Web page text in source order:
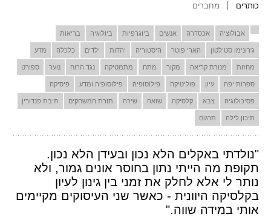
כותרים מחברים
אבולוציה אכסדרה אנשים ביוגרפיות ביולוגיה בריאות
ג'רונימו סטילטון הארי פוטר היסטוריה יהדות ילדים כלכלה מדע
מחזות מנורת קריאה מקור מתח מתמטיקה נגד הרוח נוער ספורט
ספרות יפה עיון פוליטיקה פילוסופיה פילוסופיה ומדע פיסיקה
פסיכולוגיה צבא קלסיקה שואה שירה תורת המשחקים תיבת פנדורין
תיכון לילה תרגום
"נולדתי באקלים הלא נכון ובעידן הלא נכון.
תקופת מה הייתי נתון בחוסר אונים גמור, ולא
נותר לי אלא לחלק את זמני בין גינון לעיון
בקלסיקה היוונית - כאשר שני העיסוקים מקיימים
אותי במידה שווה."